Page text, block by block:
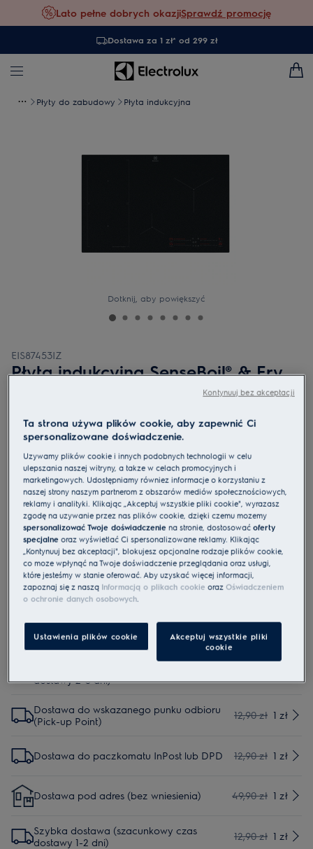
Lato pełne dobrych okazjiSprawdź promocję
Dostawa za 1 zł* od 299 zł
Płyty do zabudowy Płyta indukcyjna
Dotknij, aby powiększyć
EIS87453IZ
Płyta indukcyjna SenseBoil® & Fry
Gotowanie wspomagane – najlepszy sposób na doskonałe rezultaty
SenseBoil & Fry – pomaga uzyskać doskonałe rezultaty.
Połącz pola grzejne i uzyskaj więcej miejsca dzięki funkcji Bridge
Instrukcje bezpieczeństwa i ostrzeżenia dotyczące
bezpieczeństwa zgodnie z rozporządzeniem UE 2023/988 są
wymienione w rozdziale I i II instrukcji obsługi. W celu
pełną instrukcją obsługi.
Usługi
dostawy 2-3 dni)
Dostawa do wskazanego punku odbioru
(Pick-up Point)
12,90 zł 1 zł
Dostawa do paczkomatu InPost lub DPD 12,90 zł 1 zł
Dostawa pod adres (bez wniesienia) 49,90 zł 1 zł
Szybka dostawa (szacunkowy czas
dostawy 1-2 dni)
12,90 zł 1 zł
Ta strona używa plików cookie, aby zapewnić Ci
spersonalizowane doświadczenie.
Używamy plików cookie i innych podobnych technologii w celu
ulepszania naszej witryny, a także w celach promocyjnych i
marketingowych. Udostępniamy również informacje o korzystaniu z
naszej strony naszym partnerom z obszarów mediów społecznościowych,
reklamy i analityki. Klikając „Akceptuj wszystkie pliki cookie", wyrażasz
zgodę na używanie przez nas plików cookie, dzięki czemu możemy
spersonalizować Twoje doświadczenie na stronie, dostosowaćoferty
specjalne oraz wyświetlać Ci spersonalizowane reklamy. Klikając
„Kontynuuj bez akceptacji", blokujesz opcjonalne rodzaje plików cookie,
co może wpłynąć na Twoje doświadczenie przeglądania oraz usługi,
które jesteśmy w stanie oferować. Aby uzyskać więcej informacji,
zapoznaj się z naszą Informacją o plikach cookie orazOświadczeniem
o ochronie danych osobowych.
Ustawienia plików cookie
Akceptuj wszystkie pliki
cookie
Kontynuuj bez akceptacji